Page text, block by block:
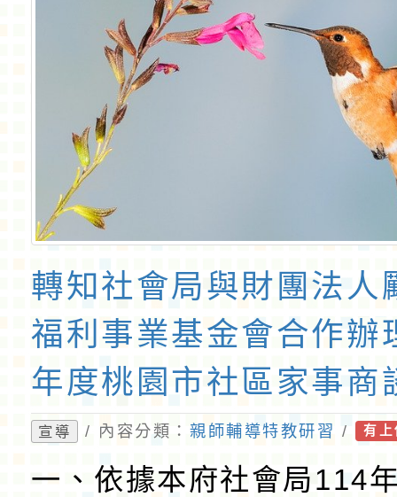
轉知社會局與財團法人
福利事業基金會合作辦
年度桃園市社區家事商
案－校園駐點諮詢服務
案
宣導 / 內容分類：親師輔導特教研習 / 有
一、依據本府社會局114